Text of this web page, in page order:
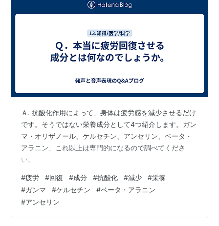
Ａ. 抗酸化作用によって、身体は疲労感を減少させるだけ
です。そうではない栄養成分として4つ紹介します。ガン
マ・オリザノール、ケルセチン、アンセリン、ベータ・
アラニン、これ以上は専門的になるので調べてくださ
い。
#疲労 #回復 #成分 #抗酸化 #減少 #栄養
#ガンマ #ケルセチン #ベータ・アラニン
#アンセリン